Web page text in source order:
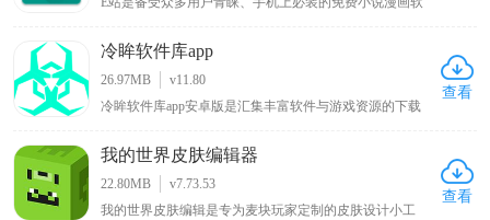
该新版本软件将各种功能免费提供给用户，为漫画爱好者
带来丰富多样且免费便捷的阅读体验 。
冷眸软件库app
26.97MB
v11.80
冷眸软件库app安卓版是汇集丰富软件与游戏资源的下载
分品类，满足工作学习多样需求，热门游戏板块有单机手
游、网络游戏、模拟器游戏等适合不同玩家，生活休闲类
涵盖影音娱乐、日常服务等应用，网友能快速找到适合的
应用安装包 。
查看
我的世界皮肤编辑器
22.80MB
v7.73.53
我的世界皮肤编辑是专为麦块玩家定制的皮肤设计小工
查看